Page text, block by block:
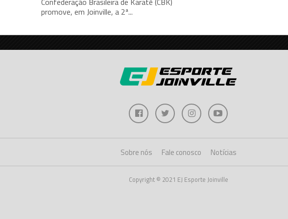
promove, em Joinville, a 2ª...
Sobre nós Fale conosco Notícias
Copyright © 2021 EJ Esporte Joinville